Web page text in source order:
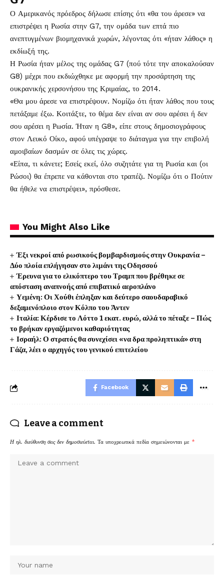
Ο Αμερικανός πρόεδρος δήλωσε επίσης ότι «θα του άρεσε» να
επιστρέψει η Ρωσία στην G7, την ομάδα των επτά πιο
ανεπτυγμένων βιομηχανικά χωρών, λέγοντας ότι «ήταν λάθος» η
εκδίωξή της.
Η Ρωσία ήταν μέλος της ομάδας G7 (πού τότε την αποκαλούσαν
G8) μέχρι που εκδιώχθηκε με αφορμή την προσάρτηση της
ουκρανικής χερσονήσου της Κριμαίας, το 2014.
«Θα μου άρεσε να επιστρέψουν. Νομίζω ότι ήταν λάθος που τους
πετάξαμε έξω. Κοιτάξτε, το θέμα δεν είναι αν σου αρέσει ή δεν
σου αρέσει η Ρωσία. Ήταν η G8», είπε στους δημοσιογράφους
στον Λευκό Οίκο, αφού υπέγραψε το διάταγμα για την επιβολή
αμοιβαίων δασμών σε όλες τις χώρες.
«Είπα, τι κάνετε; Εσείς εκεί, όλο συζητάτε για τη Ρωσία και (οι
Ρώσοι) θα έπρεπε να κάθονται στο τραπέζι. Νομίζω ότι ο Πούτιν
θα ήθελε να επιστρέψει», πρόσθεσε.
You Might Also Like
Έξι νεκροί από ρωσικούς βομβαρδισμούς στην Ουκρανία –
Δύο πλοία επλήγησαν στο λιμάνι της Οδησσού
Έρευνα για το ελικόπτερο του Τραμπ που βρέθηκε σε
απόσταση αναπνοής από επιβατικό αεροπλάνο
Υεμένη: Οι Χούθι έπληξαν και δεύτερο σαουδαραβικό
δεξαμενόπλοιο στον Κόλπο του Άντεν
Ιταλία: Κέρδισε το Λόττο 1 εκατ. ευρώ, αλλά το πέταξε – Πώς
το βρήκαν εργαζόμενοι καθαριότητας
Ισραήλ: Ο στρατός θα συνεχίσει «να δρα προληπτικά» στη
Γάζα, λέει ο αρχηγός του γενικού επιτελείου
Facebook
Leave a comment
Η ηλ. διεύθυνση σας δεν δημοσιεύεται. Τα υποχρεωτικά πεδία σημειώνονται με *